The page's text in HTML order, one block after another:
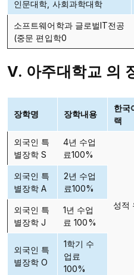
인문대학, 사회과학대학
소프트웨어학과 글로벌IT전공
(중문 편입학0
V. 아주대학교 의
장학명 장학내용
한국
랙
외국인 특
별장학 S
4년 수업
료100%
성적
외국인 특
별장학 A
2년 수업
료100%
외국인 특
별장학 J
1년 수업
료 100%
외국인 특
별장학 O
1학기 수
업료
100%